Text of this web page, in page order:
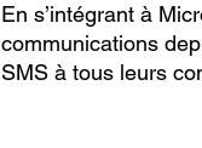
En s’intégrant à
communications
SMS à tous leurs